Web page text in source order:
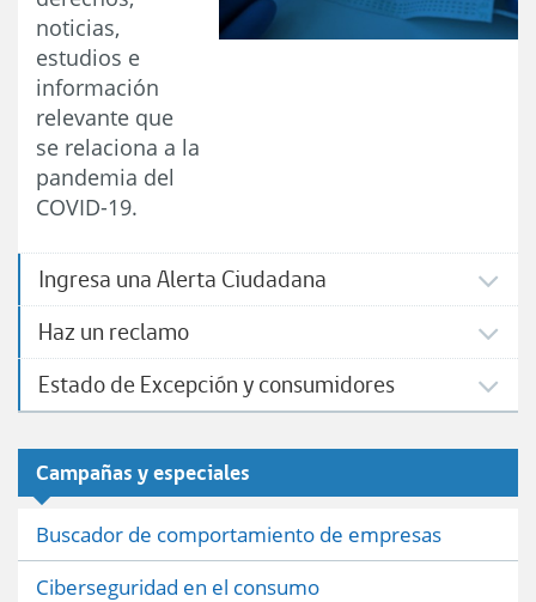
noticias,
estudios e
información
relevante que
se relaciona a la
pandemia del
COVID-19.
Ingresa una Alerta Ciudadana
Haz un reclamo
Estado de Excepción y consumidores
Campañas y especiales
Buscador de comportamiento de empresas
Ciberseguridad en el consumo